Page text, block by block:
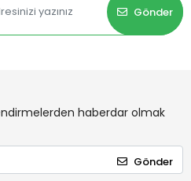
Gönder
haberdar olmak
Gönder